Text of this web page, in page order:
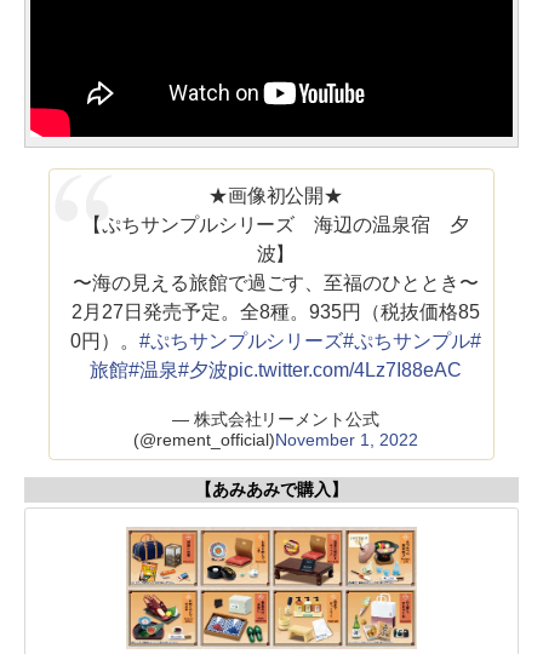
★画像初公開★
【ぷちサンプルシリーズ 海辺の温泉宿 夕
波】
〜海の見える旅館で過ごす、至福のひととき〜
2月27日発売予定。全8種。935円（税抜価格85
0円）。 #ぷちサンプルシリーズ#ぷちサンプル#
旅館#温泉#夕波pic.twitter.com/4Lz7I88eAC
— 株式会社リーメント公式
(@rement_official)November 1, 2022
【あみあみで購入】